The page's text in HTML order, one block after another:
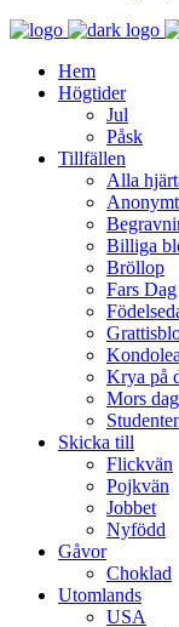
Hem
Högtider
Jul
Påsk
Tillfällen
Alla
Anonymt
Billiga
Bröllop
Fars Dag
Krya på
Mors dag
Skicka till
Flickvän
Pojkvän
Jobbet
Nyfödd
Gåvor
Choklad
Utomlands
USA